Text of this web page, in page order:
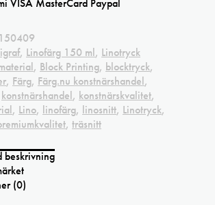
, Linofärg 150 ml, Linotryck
, Block Printing, blocktryck,
, Färg, Färg.nu konstnärshandel,
konstnärshandel, konstnärskvalitet,
, Lino, linofärg, linosnitt, Linotryck,
, träsnitt
beskrivning
(0)